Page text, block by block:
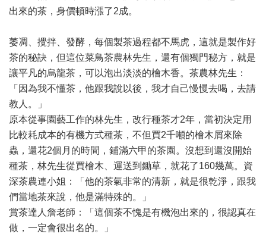
出來的茶，身價頓時漲了2成。
萎凋、攪拌、發酵，每個製茶過程都不馬虎，這就是製作好
茶的秘訣，但這位菜鳥茶農林先生，還有個獨門秘方，就是
讓平凡的烏龍茶，可以泡出淡淡的檜木香。茶農林先生：
「因為我不懂茶，他跟我說以後，我才自己慢慢去喝，去請
教人。」
原本從事園藝工作的林先生，改行種茶才2年，當初決定用
比較耗成本的有機方式種茶，不但買2千噸的檜木屑來除
蟲，還花2個月的時間，鋪滿六甲的茶園。沒想到還沒開始
種茶，林先生從買檜木、運送到鋤草，就花了160幾萬。資
深茶農連小姐：「他的茶氣非常的清新，就是很乾淨，跟我
們當地茶來說，他是滿特殊的。」
賞茶達人詹老師：「這個茶不愧是有機泡出來的，很認真在
做，一定會很出名的。」